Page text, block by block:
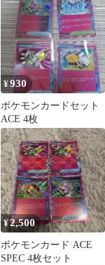
¥930
ポケモンカードセット
ACE 4枚
¥2,500
ポケモンカード ACE
SPEC 4枚セット